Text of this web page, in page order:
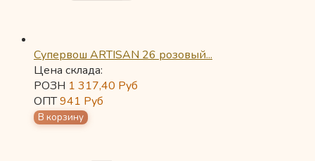
Супервош ARTISAN 26 розовый...
Цена склада:
РОЗН 1 317,40 Руб
ОПТ941 Руб